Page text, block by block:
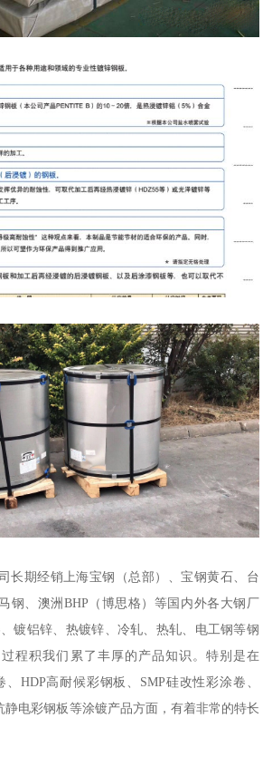
长期经销上海宝钢（总部）、宝钢黄石、台
钢、澳洲BHP（博思格）等国内外各大钢厂
镀铝锌、热镀锌、冷轧、热轧、电工钢等钢
程积我们累了丰厚的产品知识。特别是在
HDP高耐候彩钢板、SMP硅改性彩涂卷、
静电彩钢板等涂镀产品方面，有着非常的特长